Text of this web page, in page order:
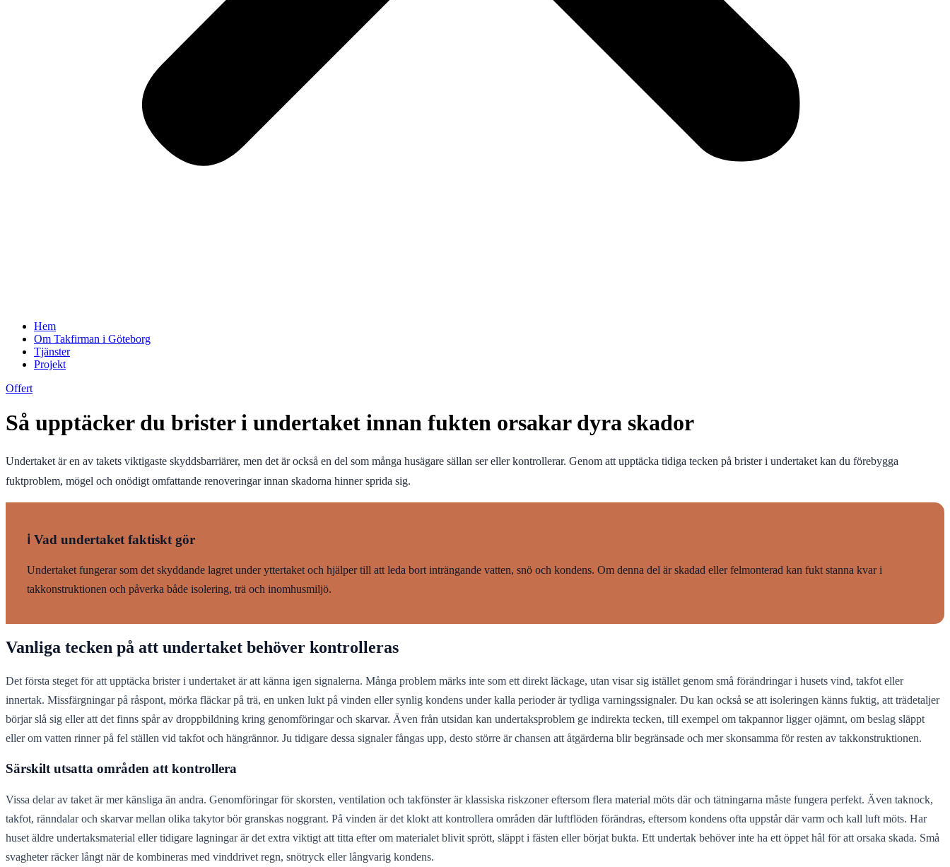
Hem
Om Takfirman i Göteborg
Tjänster
Projekt
Offert
Så upptäcker du brister i undertaket innan fukten orsakar dyra skador
Undertaket är en av takets viktigaste skyddsbarriärer, men det är också en del som många husägare sällan ser eller kontrollerar. Genom att upptäcka tidiga tecken på brister i undertaket kan du förebygga
fuktproblem, mögel och onödigt omfattande renoveringar innan skadorna hinner sprida sig.
ℹ️ Vad undertaket faktiskt gör
Undertaket fungerar som det skyddande lagret under yttertaket och hjälper till att leda bort inträngande vatten, snö och kondens. Om denna del är skadad eller felmonterad kan fukt stanna kvar i
takkonstruktionen och påverka både isolering, trä och inomhusmiljö.
Vanliga tecken på att undertaket behöver kontrolleras
Det första steget för att upptäcka brister i undertaket är att känna igen signalerna. Många problem märks inte som ett direkt läckage, utan visar sig istället genom små förändringar i husets vind, takfot eller
innertak. Missfärgningar på råspont, mörka fläckar på trä, en unken lukt på vinden eller synlig kondens under kalla perioder är tydliga varningssignaler. Du kan också se att isoleringen känns fuktig, att trädetaljer
börjar slå sig eller att det finns spår av droppbildning kring genomföringar och skarvar. Även från utsidan kan undertaksproblem ge indirekta tecken, till exempel om takpannor ligger ojämnt, om beslag släppt
eller om vatten rinner på fel ställen vid takfot och hängrännor. Ju tidigare dessa signaler fångas upp, desto större är chansen att åtgärderna blir begränsade och mer skonsamma för resten av takkonstruktionen.
Särskilt utsatta områden att kontrollera
Vissa delar av taket är mer känsliga än andra. Genomföringar för skorsten, ventilation och takfönster är klassiska riskzoner eftersom flera material möts där och tätningarna måste fungera perfekt. Även taknock,
takfot, ränndalar och skarvar mellan olika takytor bör granskas noggrant. På vinden är det klokt att kontrollera områden där luftflöden förändras, eftersom kondens ofta uppstår där varm och kall luft möts. Har
huset äldre undertaksmaterial eller tidigare lagningar är det extra viktigt att titta efter om materialet blivit sprött, släppt i fästen eller börjat bukta. Ett undertak behöver inte ha ett öppet hål för att orsaka skada. Små
svagheter räcker långt när de kombineras med vinddrivet regn, snötryck eller långvarig kondens.